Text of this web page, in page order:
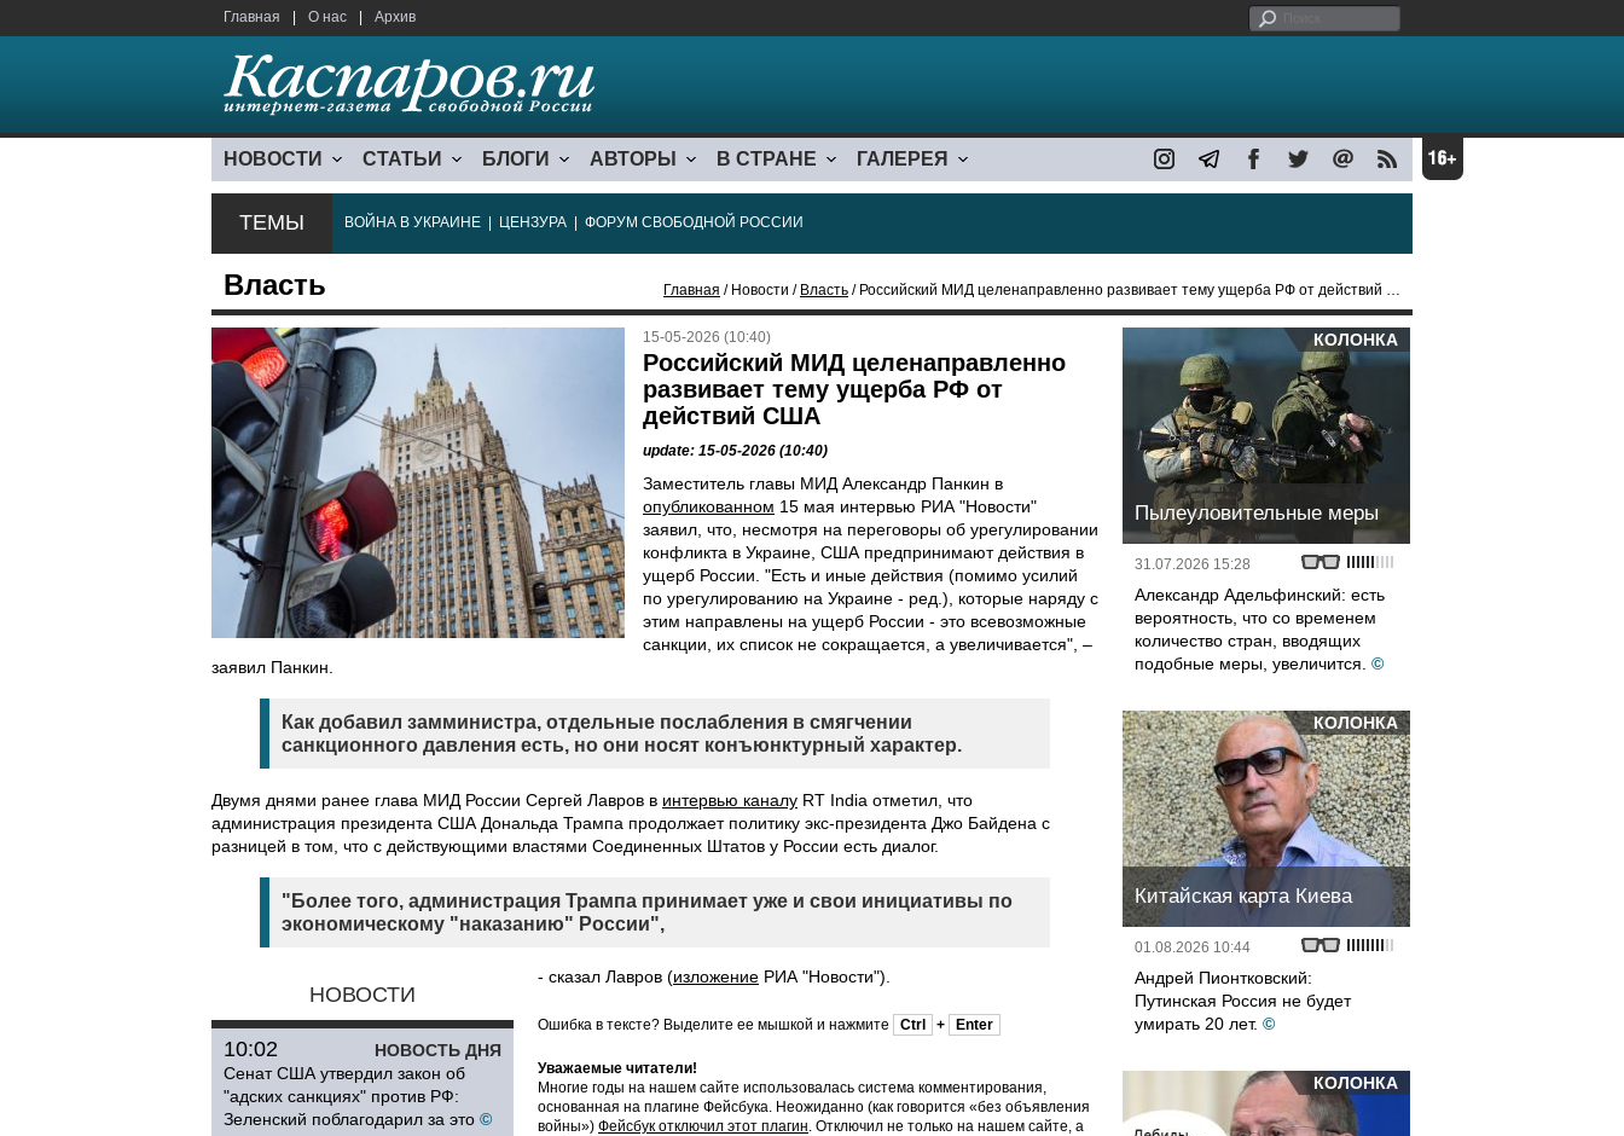
Главная О нас Архив
НОВОСТИ СТАТЬИ БЛОГИ АВТОРЫ В СТРАНЕ ГАЛЕРЕЯ
ТЕМЫ ВОЙНА В УКРАИНЕ ЦЕНЗУРА ФОРУМ СВОБОДНОЙ РОССИИ
Власть Главная / Новости / Власть / Российский МИД целенаправленно развивает тему ущерба РФ от действий США
15-05-2026 (10:40)
Российский МИД целенаправленно
развивает тему ущерба РФ от
действий США
update: 15-05-2026 (10:40)
Заместитель главы МИД Александр Панкин в
опубликованном 15 мая интервью РИА "Новости"
заявил, что, несмотря на переговоры об урегулировании
конфликта в Украине, США предпринимают действия в
ущерб России. "Есть и иные действия (помимо усилий
по урегулированию на Украине - ред.), которые наряду с
этим направлены на ущерб России - это всевозможные
санкции, их список не сокращается, а увеличивается", –
заявил Панкин.
Как добавил замминистра, отдельные послабления в смягчении
санкционного давления есть, но они носят конъюнктурный характер.
Двумя днями ранее глава МИД России Сергей Лавров в интервью каналу RT India отметил, что
администрация президента США Дональда Трампа продолжает политику экс-президента Джо Байдена с
разницей в том, что с действующими властями Соединенных Штатов у России есть диалог.
"Более того, администрация Трампа принимает уже и свои инициативы по
экономическому "наказанию" России",
НОВОСТИ
НОВОСТЬ ДНЯ
10:02
Сенат США утвердил закон об
"адских санкциях" против РФ:
Зеленский поблагодарил за это ©
- сказал Лавров (изложение РИА "Новости").
Ошибка в тексте? Выделите ее мышкой и нажмите Ctrl + Enter
Уважаемые читатели!
Многие годы на нашем сайте использовалась система комментирования,
основанная на плагине Фейсбука. Неожиданно (как говорится «без объявления
войны») Фейсбук отключил этот плагин. Отключил не только на нашем сайте, а
КОЛОНКА
Пылеуловительные меры
31.07.2026 15:28
Александр Адельфинский: есть
вероятность, что со временем
количество стран, вводящих
подобные меры, увеличится. ©
КОЛОНКА
Китайская карта Киева
01.08.2026 10:44
Андрей Пионтковский:
Путинская Россия не будет
умирать 20 лет. ©
КОЛОНКА